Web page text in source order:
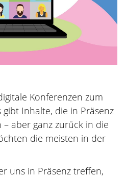
Konferenzen zum
Inhalte, die in Präsenz
aber ganz zurück in die
die meisten in der
uns in Präsenz treffen,